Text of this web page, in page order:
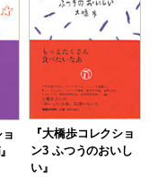
『大橋歩コレクショ
ン3 ふつうのおいし
い』